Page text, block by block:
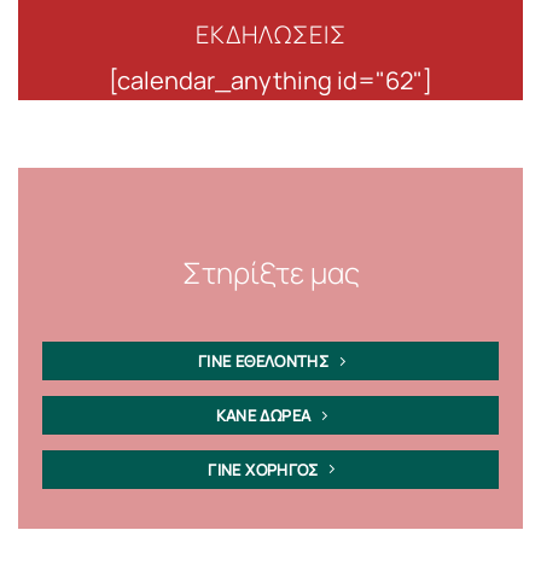
ΕΚΔΗΛΩΣΕΙΣ
[calendar_anything id="62"]
Στηρίξτε μας
ΓΙΝΕ ΕΘΕΛΟΝΤΗΣ
ΚΑΝΕ ΔΩΡΕΑ
ΓΙΝΕ ΧΟΡΗΓΟΣ